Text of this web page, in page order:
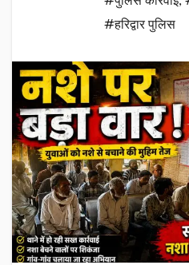
#हरिद्वार पुलिस